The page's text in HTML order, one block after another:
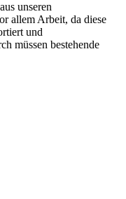
unseren
allem Arbeit, da diese
und
müssen bestehende